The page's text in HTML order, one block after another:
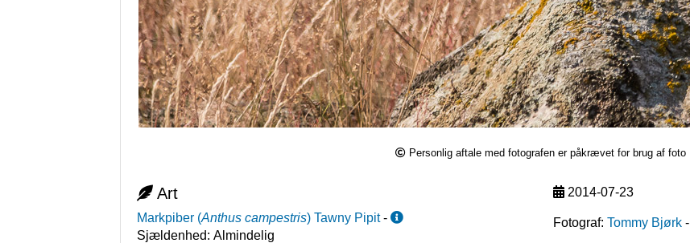
Personlig aftale med fotografen er påkrævet for brug af foto
Art
Markpiber (Anthus campestris)Tawny Pipit -
Sjældenhed:Almindelig
2014-07-23
Fotograf: Tommy Bjørk -